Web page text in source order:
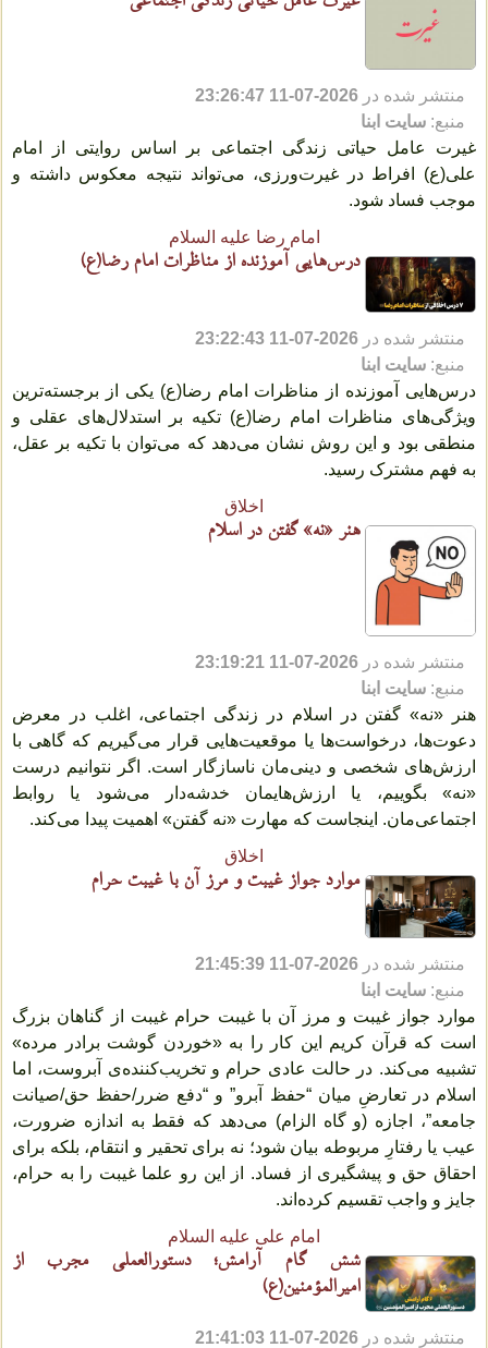
منتشر شده در 2026-07-11 23:26:47
منبع: سایت ابنا
غیرت عامل حیاتی زندگی اجتماعی بر اساس روایتی از امام
علی(ع) افراط در غیرت‌ورزی، می‌تواند نتیجه معکوس داشته و
موجب فساد شود.
امام رضا علیه السلام
درس‌هایی آموزنده از مناظرات امام رضا(ع)
منتشر شده در 2026-07-11 23:22:43
منبع: سایت ابنا
درس‌هایی آموزنده از مناظرات امام رضا(ع) یکی از برجسته‌ترین
ویژگی‌های مناظرات امام رضا(ع) تکیه بر استدلال‌های عقلی و
منطقی بود و این روش نشان می‌دهد که می‌توان با تکیه بر عقل،
به فهم مشترک رسید.
اخلاق
هنر «نه» گفتن در اسلام
منتشر شده در 2026-07-11 23:19:21
منبع: سایت ابنا
هنر «نه» گفتن در اسلام در زندگی اجتماعی، اغلب در معرض
دعوت‌ها، درخواست‌ها یا موقعیت‌هایی قرار می‌گیریم که گاهی با
ارزش‌های شخصی و دینی‌مان ناسازگار است. اگر نتوانیم درست
«نه» بگوییم، یا ارزش‌هایمان خدشه‌دار می‌شود یا روابط
اجتماعی‌مان. اینجاست که مهارت «نه گفتن» اهمیت پیدا می‌کند.
اخلاق
موارد جواز غیبت و مرز آن با غیبت حرام
منتشر شده در 2026-07-11 21:45:39
منبع: سایت ابنا
موارد جواز غیبت و مرز آن با غیبت حرام غیبت از گناهان بزرگ
است که قرآن کریم این کار را به «خوردن گوشت برادر مرده»
تشبیه می‌کند. در حالت عادی حرام و تخریب‌کننده‌ی آبروست، اما
اسلام در تعارضِ میان “حفظ آبرو” و “دفع ضرر/حفظ حق/صیانت
جامعه”، اجازه (و گاه الزام) می‌دهد که فقط به اندازه ضرورت،
عیب یا رفتارِ مربوطه بیان شود؛ نه برای تحقیر و انتقام، بلکه برای
احقاق حق و پیشگیری از فساد. از این ‌رو علما غیبت را به حرام،
جایز و واجب تقسیم کرده‌اند.
امام علی علیه السلام
شش گام آرامش؛ دستورالعملی مجرب از
امیرالمؤمنین(ع)
منتشر شده در 2026-07-11 21:41:03